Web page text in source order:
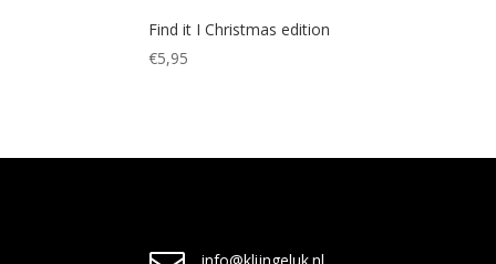
Find it I Christmas edition
€5,95